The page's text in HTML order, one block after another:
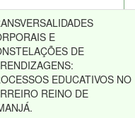
E
DE
EDUCATIVOS NO
REINO DE